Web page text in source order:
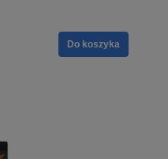
Do koszyka